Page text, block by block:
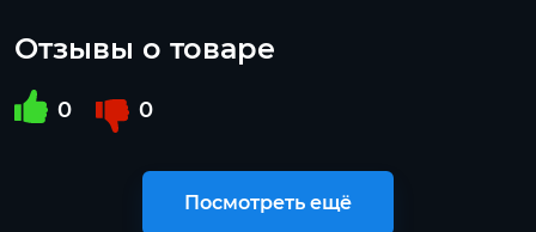
Отзывы о товаре
0 0
Посмотреть ещё